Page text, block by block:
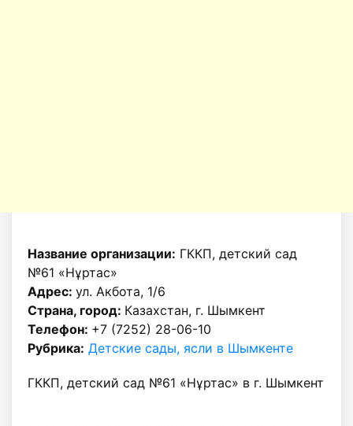
Название организации: ГККП, детский сад
№61 «Нұртас»
Адрес: ул. Акбота, 1/6
Страна, город: Казахстан, г. Шымкент
Телефон: +7 (7252) 28-06-10
Рубрика: Детские сады, ясли в Шымкенте
ГККП, детский сад №61 «Нұртас» в г. Шымкент